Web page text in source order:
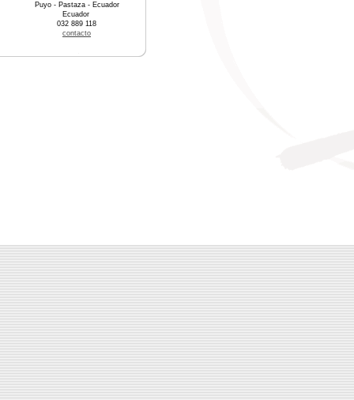
Puyo - Pastaza - Ecuador
Ecuador
032 889 118
contacto